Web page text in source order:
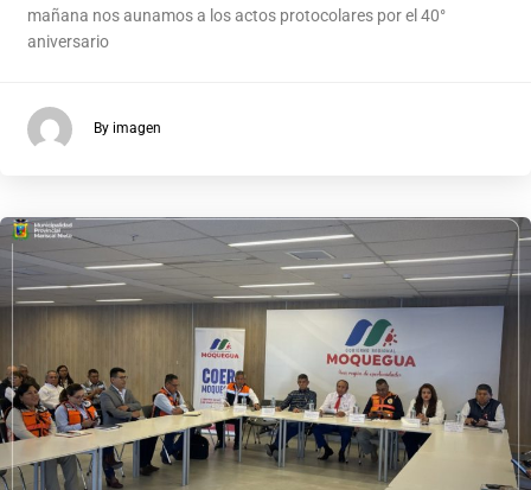
mañana nos aunamos a los actos protocolares por el 40°
aniversario
By imagen